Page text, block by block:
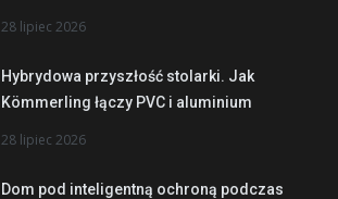
28 lipiec 2026
Hybrydowa przyszłość stolarki. Jak
Kömmerling łączy PVC i aluminium
28 lipiec 2026
Dom pod inteligentną ochroną podczas